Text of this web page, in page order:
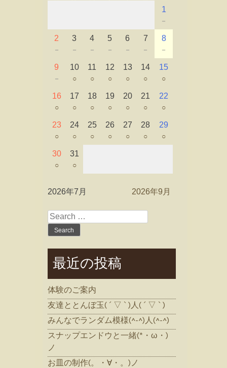
1
－
2
－
3
－
4
－
5
－
6
－
7
－
8
－
9
－
10
○
11
○
12
○
13
○
14
○
15
○
16
○
17
○
18
○
19
○
20
○
21
○
22
○
23
○
24
○
25
○
26
○
27
○
28
○
29
○
30
○
31
○
2026年7月 2026年9月
Search
for:
最近の投稿
体験のご案内
友達ととんぼ玉( ´ ▽ ` )人( ´ ▽ ` )
みんなでランダム模様(^-^)人(^-^)
スナップエンドウと一緒(*・ω・)
ノ
お皿の制作(。・∀・。)ノ